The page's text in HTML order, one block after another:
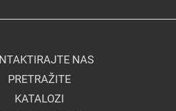
NAS
PRETRAŽITE
KATALOZI